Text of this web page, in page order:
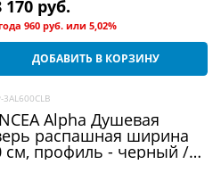
170 руб.
960 руб. или5,02%
ДОБАВИТЬ В КОРЗИНУ
3AL600CLB
Alpha Душевая
распашная ширина
см, профиль - черный /